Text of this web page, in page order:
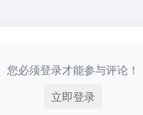
您必须登录才能参与评论！
立即登录